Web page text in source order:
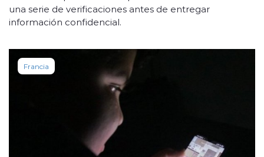
una serie de verificaciones antes de entregar
información confidencial.
Francia